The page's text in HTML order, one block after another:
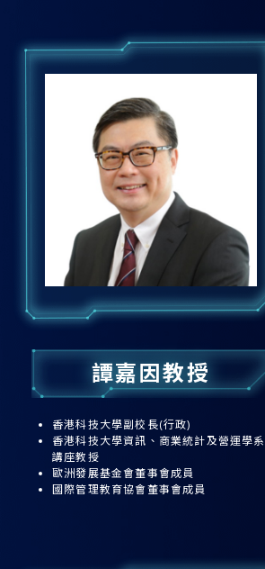
譚嘉因教授
香港科技大學副校長(行政)
香港科技大學資訊、商業統計及營運學系
講座教授
歐洲發展基金會董事會成員
國際管理教育協會董事會成員